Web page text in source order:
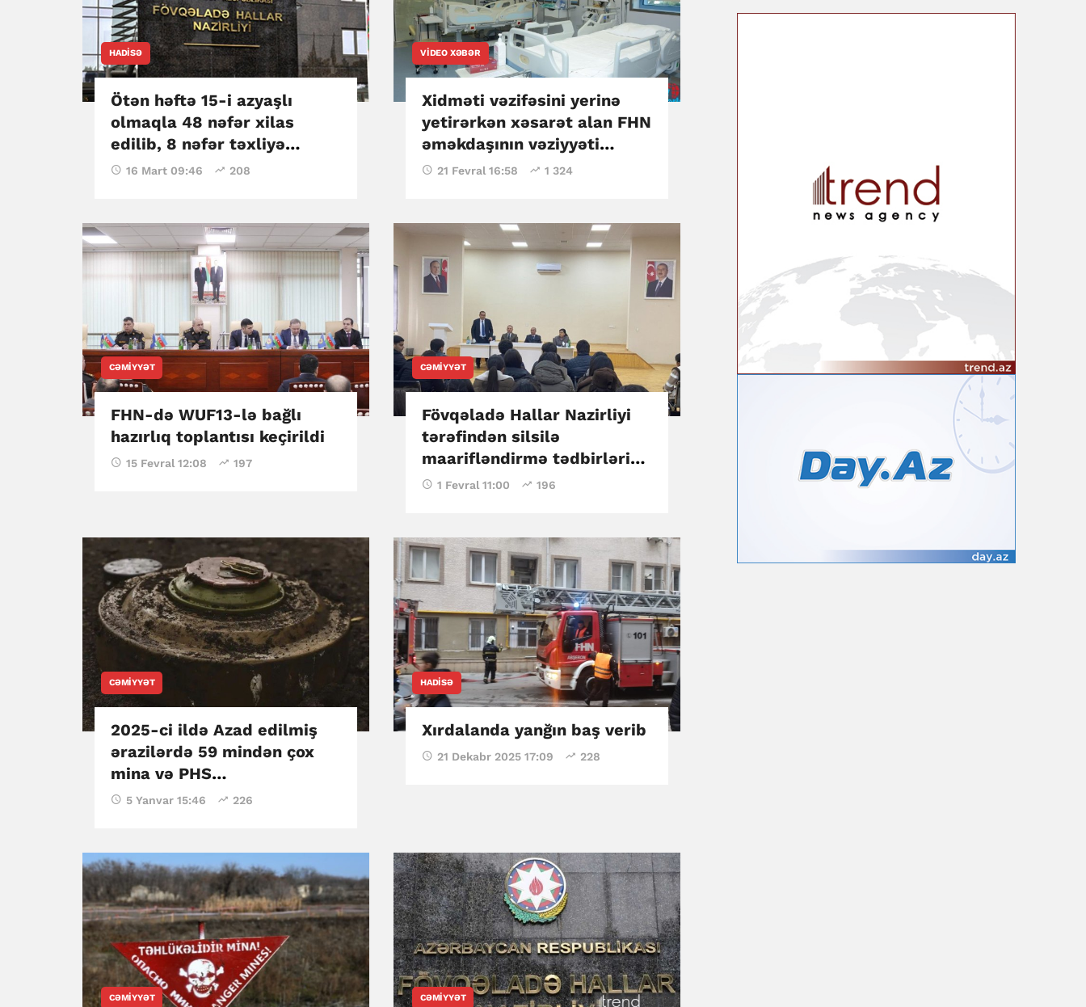
HADISƏ
Ötən həftə 15-i azyaşlı
olmaqla 48 nəfər xilas
edilib, 8 nəfər təxliyə
olunub – FHN
16 Mart 09:46 208
VIDEO XƏBƏR
Xidməti vəzifəsini yerinə
yetirərkən xəsarət alan FHN
əməkdaşının vəziyyəti
açıqlandı
21 Fevral 16:58 1 324
CƏMIYYƏT
FHN-də WUF13-lə bağlı
hazırlıq toplantısı keçirildi
15 Fevral 12:08 197
CƏMIYYƏT
Fövqəladə Hallar Nazirliyi
tərəfindən silsilə
maarifləndirmə tədbirləri
keçirildi
1 Fevral 11:00 196
CƏMIYYƏT
2025-ci ildə Azad edilmiş
ərazilərdə 59 mindən çox
mina və PHS
zərərsizləşdirilib
5 Yanvar 15:46 226
HADISƏ
Xırdalanda yanğın baş verib
21 Dekabr 2025 17:09 228
CƏMIYYƏT CƏMIYYƏT